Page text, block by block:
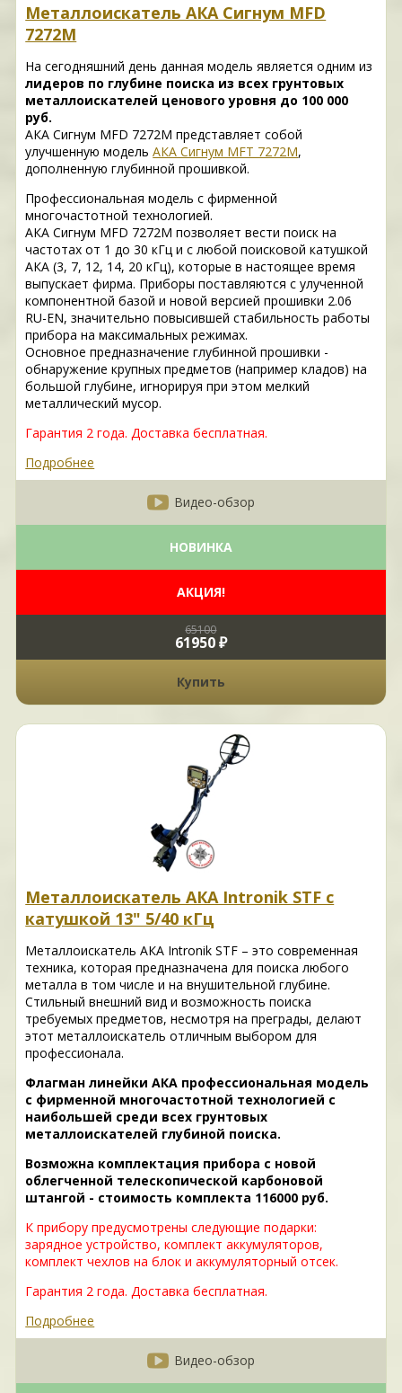
Металлоискатель АКА Сигнум MFD
7272М
На сегодняшний день данная модель является одним из
лидеров по глубине поиска из всех грунтовых
металлоискателей ценового уровня до 100 000
руб.
АКА Сигнум MFD 7272М представляет собой
улучшенную модельАКА Сигнум MFT 7272М,
дополненную глубинной прошивкой.
Профессиональная модель с фирменной
многочастотной технологией.
АКА Сигнум MFD 7272М позволяет вести поиск на
частотах от 1 до 30 кГц и с любой поисковой катушкой
АКА (3, 7, 12, 14, 20 кГц), которые в настоящее время
выпускает фирма. Приборы поставляются с улученной
компонентной базой и новой версией прошивки 2.06
RU-EN, значительно повысившей стабильность работы
прибора на максимальных режимах.
Основное предназначение глубинной прошивки -
обнаружение крупных предметов (например кладов) на
большой глубине, игнорируя при этом мелкий
металлический мусор.
Гарантия 2 года. Доставка бесплатная.
Подробнее
Видео-обзор
НОВИНКА
АКЦИЯ!
65100
61950 ₽
Купить
Металлоискатель АКА Intronik STF c
катушкой 13" 5/40 кГц
Металлоискатель АКА Intronik STF – это современная
техника, которая предназначена для поиска любого
металла в том числе и на внушительной глубине.
Стильный внешний вид и возможность поиска
требуемых предметов, несмотря на преграды, делают
этот металлоискатель отличным выбором для
профессионала.
Флагман линейки АКА профессиональная модель
с фирменной многочастотной технологией с
наибольшей среди всех грунтовых
металлоискателей глубиной поиска.
Возможна комплектация прибора с новой
облегченной телескопической карбоновой
штангой - стоимость комплекта 116000 руб.
К прибору предусмотрены следующие подарки:
зарядное устройство, комплект аккумуляторов,
комплект чехлов на блок и аккумуляторный отсек.
Гарантия 2 года. Доставка бесплатная.
Подробнее
Видео-обзор